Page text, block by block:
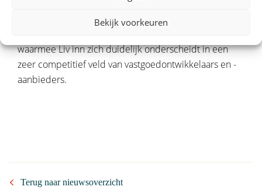
Bekijk voorkeuren
de Nederlandse vastgoedsector. Naast de Healthcare
Award werden ook andere, interessante prijzen
waarmee Liv inn zich duidelijk onderscheidt in een
zeer competitief veld van vastgoedontwikkelaars en -
aanbieders.
Terug naar nieuwsoverzicht